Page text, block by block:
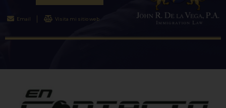
Email Visita mi sitio web